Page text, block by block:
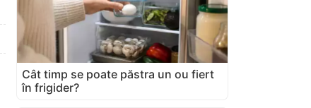
Cât timp se poate păstra un ou fiert
în frigider?